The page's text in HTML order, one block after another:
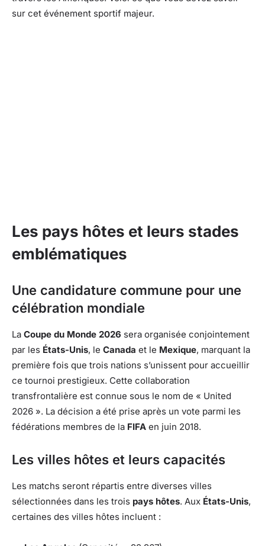
sur cet événement sportif majeur.
Les pays hôtes et leurs stades
emblématiques
Une candidature commune pour une
célébration mondiale
La Coupe du Monde 2026 sera organisée conjointement
par les États-Unis, le Canada et le Mexique, marquant la
première fois que trois nations s’unissent pour accueillir
ce tournoi prestigieux. Cette collaboration
transfrontalière est connue sous le nom de « United
2026 ». La décision a été prise après un vote parmi les
fédérations membres de la FIFA en juin 2018.
Les villes hôtes et leurs capacités
Les matchs seront répartis entre diverses villes
sélectionnées dans les trois pays hôtes. Aux États-Unis,
certaines des villes hôtes incluent :